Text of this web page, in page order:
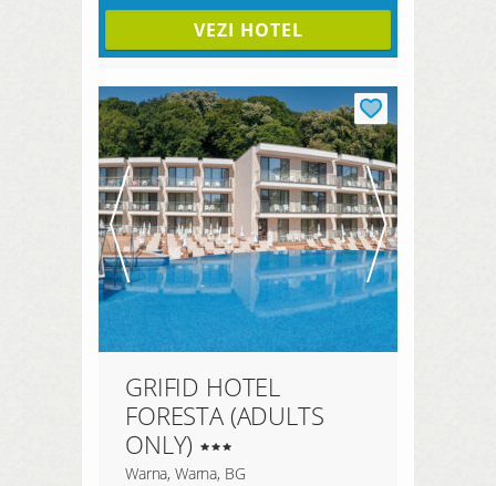
VEZI HOTEL
GRIFID HOTEL
FORESTA (ADULTS
ONLY)
Warna, Warna, BG